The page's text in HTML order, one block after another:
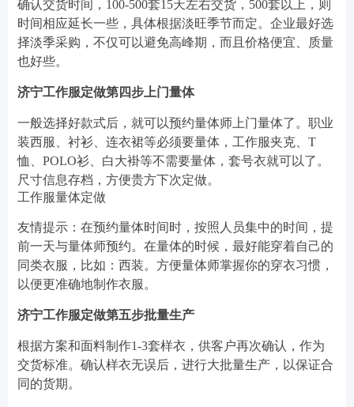
确认交货时间，100-500套15天左右交货，500套以上，则
时间相应延长一些，具体根据淡旺季节而定。企业最好选
择淡季采购，不仅可以避免高峰期，而且价格便宜、质量
也好些。
济宁工作服定做第四步上门量体
一般选择好款式后，就可以预约量体师上门量体了。职业
装西服、衬衫、连衣裙等必须要量体，工作服夹克、T
恤、POLO衫、白大褂等不需要量体，套号衣就可以了。
尺寸信息存档，方便贵方下次定做。
工作服量体定做
友情提示：在预约量体时间时，按照人员集中的时间，提
前一天与量体师预约。在量体的时候，最好能穿着自己的
同类衣服，比如：西装。方便量体师掌握你的穿衣习惯，
以便更准确地制作衣服。
济宁工作服定做第五步批量生产
根据方案和面料制作1-3套样衣，供客户再次确认，作为
交货标准。确认样衣无误后，进行大批量生产，以保证合
同的货期。